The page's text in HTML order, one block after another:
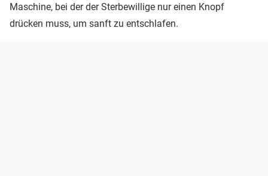
Maschine, bei der der Sterbewillige nur einen Knopf
drücken muss, um sanft zu entschlafen.